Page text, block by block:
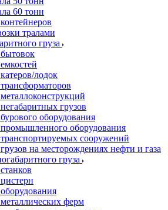
60 тонн
тралами
груза
лодок
грузов
оборудования
оборудования
сооружений
на месторождениях нефти и газа
груза
ферм